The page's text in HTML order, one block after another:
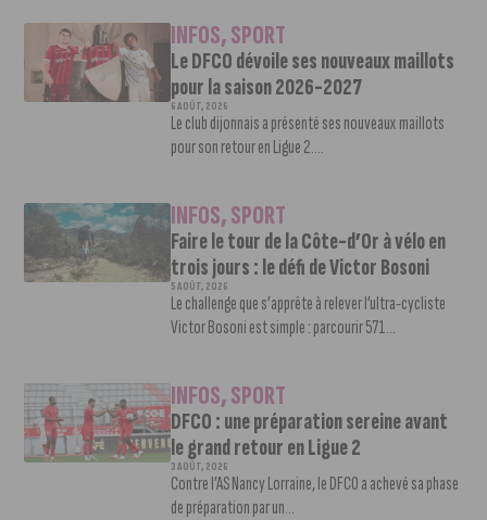
INFOS,SPORT
Le DFCO dévoile ses nouveaux maillots
pour la saison 2026-2027
6 AOÛT, 2026
Le club dijonnais a présenté ses nouveaux maillots
pour son retour en Ligue 2....
INFOS,SPORT
Faire le tour de la Côte-d’Or à vélo en
trois jours : le défi de Victor Bosoni
5 AOÛT, 2026
Le challenge que s’apprête à relever l’ultra-cycliste
Victor Bosoni est simple : parcourir 571...
INFOS,SPORT
DFCO : une préparation sereine avant
le grand retour en Ligue 2
3 AOÛT, 2026
Contre l’AS Nancy Lorraine, le DFCO a achevé sa phase
de préparation par un...